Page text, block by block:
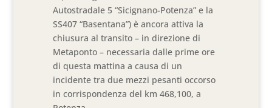
Autostradale 5 “Sicignano-Potenza” e la
SS407 “Basentana”) è ancora attiva la
chiusura al transito – in direzione di
Metaponto – necessaria dalle prime ore
di questa mattina a causa di un
incidente tra due mezzi pesanti occorso
in corrispondenza del km 468,100, a